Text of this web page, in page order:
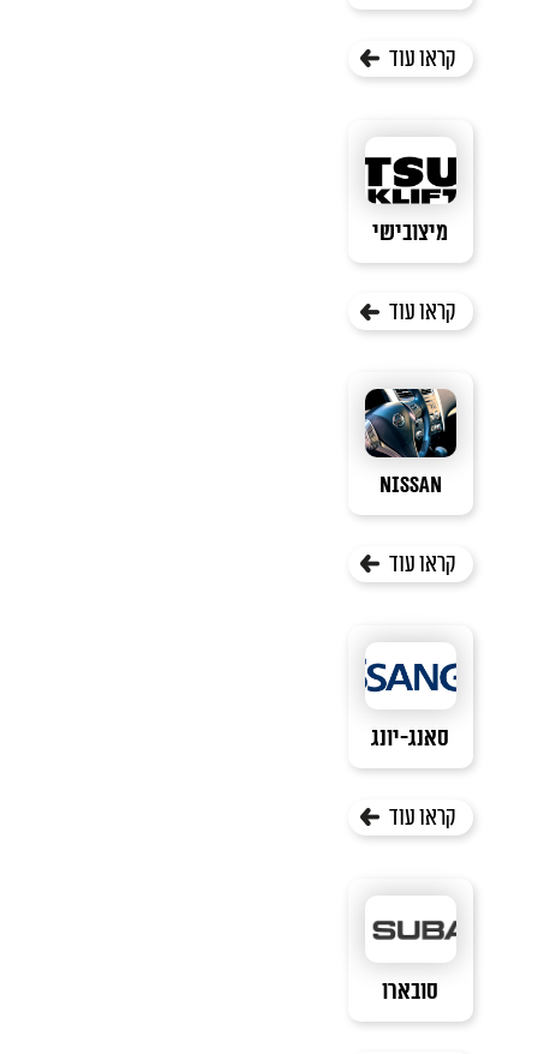
קראו עוד
מיצובישי
קראו עוד
NISSAN
קראו עוד
סאנג-יונג
קראו עוד
סובארו